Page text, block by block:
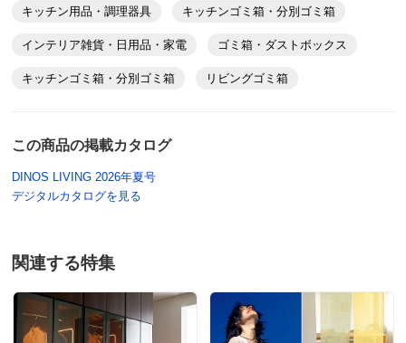
キッチン用品・調理器具 キッチンゴミ箱・分別ゴミ箱
インテリア雑貨・日用品・家電 ゴミ箱・ダストボックス
キッチンゴミ箱・分別ゴミ箱 リビングゴミ箱
この商品の掲載カタログ
DINOS LIVING 2026年夏号
デジタルカタログを見る
関連する特集